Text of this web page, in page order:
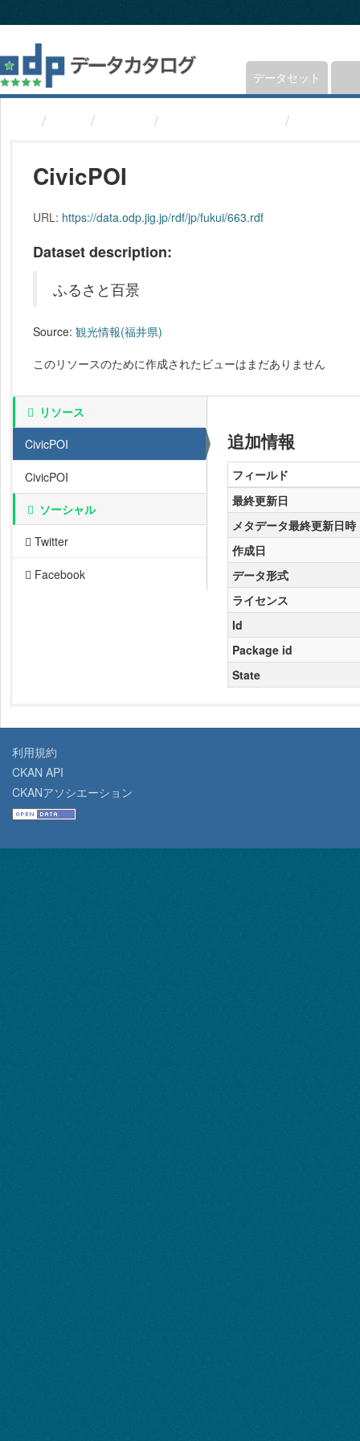
キ
プ
し
て
データセット
CivicPOI
URL: https://data.odp.jig.jp/rdf/jp/fukui/663.rdf
Dataset description:
ふるさと百景
Source: 観光情報(福井県)
このリソースのために作成されたビューはまだありません
リソース
CivicPOI
CivicPOI
ソーシャル
Twitter
Facebook
追加情報
フィールド
最終更新日
メタデータ最終更新日時
作成日
データ形式
ライセンス
Id
Package id
State
利用規約
CKAN API
CKANアソシエーション